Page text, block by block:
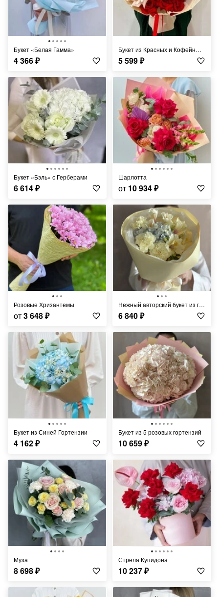
Букет «Белая Гамма»
4 366₽
Букет из Красных и Кофейных Роз
5 599₽
Букет «Бэль» с Герберами
6 614₽
Шарлотта
от 10 934₽
Розовые Хризантемы
от3 648₽
Нежный авторский букет из голубой гортензии, кремовой альстромерии и гвоздик
6 840₽
Букет из Синей Гортензии
4 162₽
Букет из 5 розовых гортензий
10 659₽
Муза
8 698₽
Стрела Купидона
10 237₽